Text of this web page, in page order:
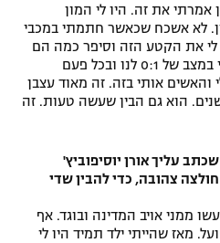
אמרתי את זה. היו לי המון
לא אשכח שכאשר חתמתי במכבי
לי את הקטע הזה וסיפר כמה הם
שמחו שהוחלפתי אז. הוחלפתי במצב של 0:1 לנו ובכל פעם
והאשים אותי בזה. זה מאוד עצבן
הוא גם הבין שעשה טעות. זה
עליך אורן יוסיפוביץ'
צהובה, כדי להבין שדי
ממני אויב המדינה ובוגד. אף
מאז שהייתי ילד תמיד היו לי